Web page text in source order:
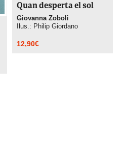
Quan desperta el sol
Giovanna Zoboli
Ilus.: Philip Giordano
12,90€